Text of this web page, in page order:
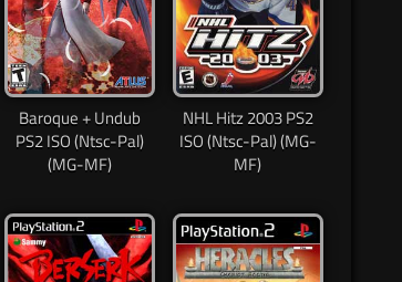
Baroque + Undub
PS2 ISO (Ntsc-Pal)
(MG-MF)
NHL Hitz 2003 PS2
ISO (Ntsc-Pal) (MG-
MF)